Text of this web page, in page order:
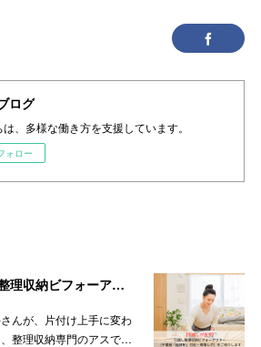
ログ
、多様な働き方を支援しています。
ォロー
引越しが苦手｜引越し整理収納ビフォーアフター（千葉県「船橋駅」付近・現場レポ）をご紹介します
んが、片付け上手に変わ
整理収納専門のアスで…